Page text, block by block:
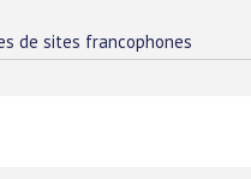
de sites francophones